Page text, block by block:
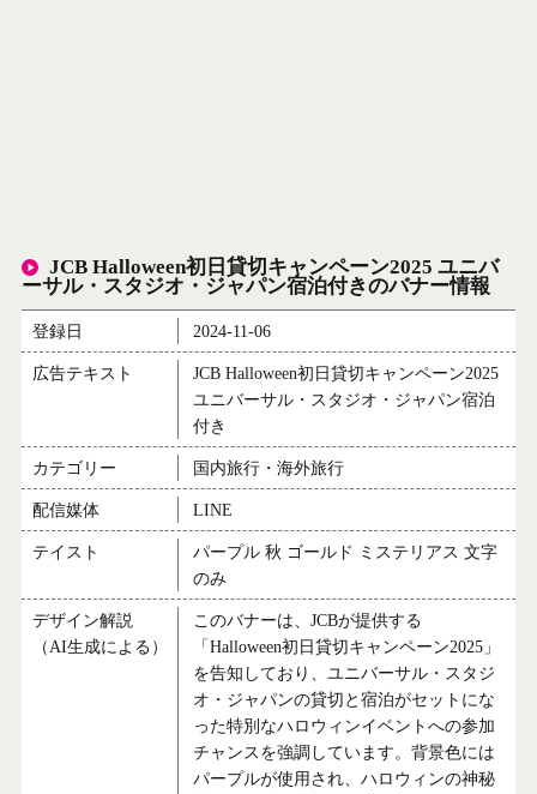
JCB Halloween初日貸切キャンペーン2025 ユニバ
ーサル・スタジオ・ジャパン宿泊付きのバナー情報
登録日 2024-11-06
広告テキスト
JCB Halloween初日貸切キャンペーン2025
ユニバーサル・スタジオ・ジャパン宿泊
付き
カテゴリー 国内旅行・海外旅行
配信媒体 LINE
テイスト
パープル 秋 ゴールド ミステリアス 文字
のみ
デザイン解説
（AI生成による）
このバナーは、JCBが提供する
「Halloween初日貸切キャンペーン2025」
を告知しており、ユニバーサル・スタジ
オ・ジャパンの貸切と宿泊がセットにな
った特別なハロウィンイベントへの参加
チャンスを強調しています。背景色には
パープルが使用され、ハロウィンの神秘